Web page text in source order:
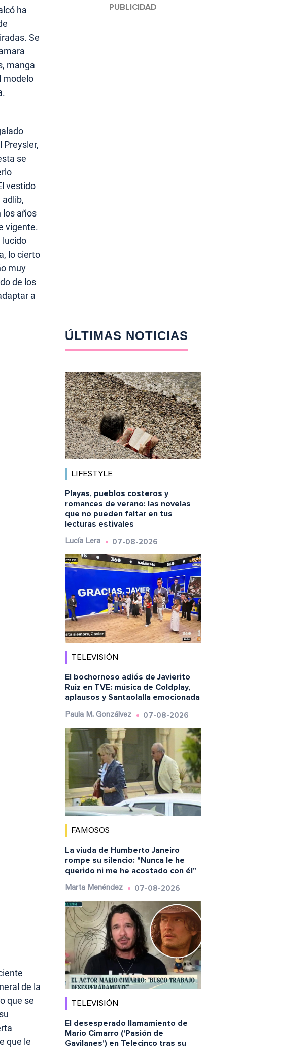
ha
Se
manga
modelo
Preysler,
se
vestido
los años
vigente.
lucido
lo cierto
muy
de los
a
de la
que se
que le
ÚLTIMAS NOTICIAS
LIFESTYLE
Playas, pueblos costeros y
romances de verano: las novelas
que no pueden faltar en tus
lecturas estivales
Lucía Lera 07-08-2026
TELEVISIÓN
El bochornoso adiós de Javierito
Ruiz en TVE: música de Coldplay,
aplausos y Santaolalla emocionada
Paula M. Gonzálvez 07-08-2026
FAMOSOS
La viuda de Humberto Janeiro
rompe su silencio: "Nunca le he
querido ni me he acostado con él"
Marta Menéndez 07-08-2026
TELEVISIÓN
El desesperado llamamiento de
Mario Cimarro ('Pasión de
Gavilanes') en Telecinco tras su